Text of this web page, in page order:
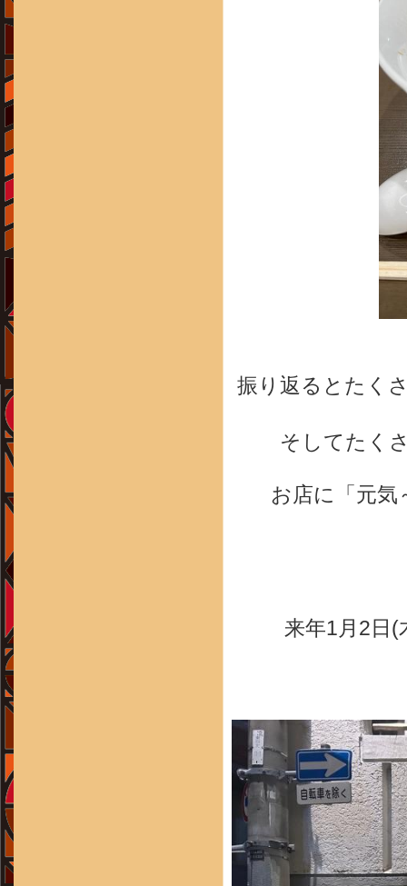
振り返るとたく
そしてたく
お店に「元
来年1月2日